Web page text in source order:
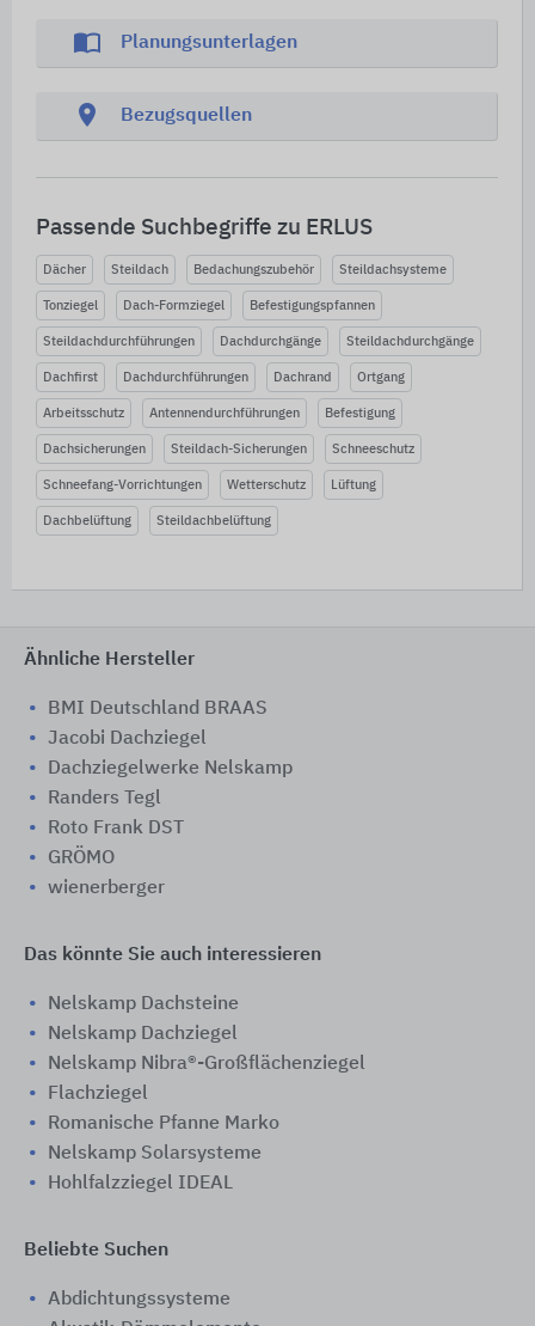
import_contacts Planungsunterlagen
location_on Bezugsquellen
Passende Suchbegriffe zu ERLUS
Dächer Steildach Bedachungszubehör Steildachsysteme
Tonziegel Dach-Formziegel Befestigungspfannen
Steildachdurchführungen Dachdurchgänge Steildachdurchgänge
Dachfirst Dachdurchführungen Dachrand Ortgang
Arbeitsschutz Antennendurchführungen Befestigung
Dachsicherungen Steildach-Sicherungen Schneeschutz
Schneefang-Vorrichtungen Wetterschutz Lüftung
Dachbelüftung Steildachbelüftung
Ähnliche Hersteller
BMI Deutschland BRAAS
Jacobi Dachziegel
Dachziegelwerke Nelskamp
Randers Tegl
Roto Frank DST
GRÖMO
wienerberger
Das könnte Sie auch interessieren
Nelskamp Dachsteine
Nelskamp Dachziegel
Nelskamp Nibra®-Großflächenziegel
Flachziegel
Romanische Pfanne Marko
Nelskamp Solarsysteme
Hohlfalzziegel IDEAL
Beliebte Suchen
Abdichtungssysteme